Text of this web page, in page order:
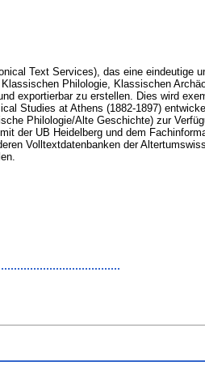
Text Services), das eine eindeutige
Philologie, Klassischen
exportierbar zu erstellen. Dies wird
Studies at Athens (1882-1897)
Philologie/Alte Geschichte) zur
der UB Heidelberg und dem
Volltextdatenbanken der